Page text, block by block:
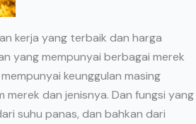
kerja yang terbaik dan harga
yang mempunyai berbagai merek
keunggulan masing
dan jenisnya. Dan fungsi yang
suhu panas, dan bahkan dari